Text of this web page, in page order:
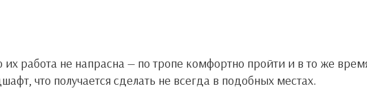
что получается сделать не всегда в подобных местах.